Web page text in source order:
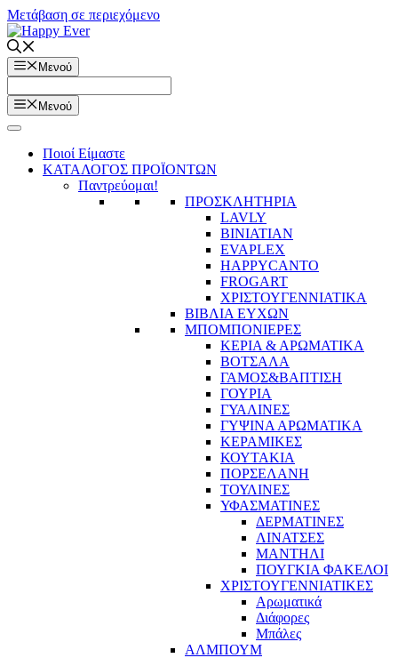
Μετάβαση σε περιεχόμενο
Μενού
Μενού
Ποιοί Είμαστε
ΚΑΤΑΛΟΓΟΣ ΠΡΟΪΟΝΤΩΝ
Παντρεύομαι!
ΠΡΟΣΚΛΗΤΗΡΙΑ
LAVLY
BINIATIAN
EVAPLEX
HAPPYCANTO
FROGART
ΧΡΙΣΤΟΥΓΕΝΝΙΑΤΙΚΑ
ΒΙΒΛΙΑ ΕΥΧΩΝ
ΜΠΟΜΠΟΝΙΕΡΕΣ
ΚΕΡΙΑ & ΑΡΩΜΑΤΙΚΑ
ΒΟΤΣΑΛΑ
ΓΑΜΟΣ&ΒΑΠΤΙΣΗ
ΓΟΥΡΙΑ
ΓΥΑΛΙΝΕΣ
ΓΥΨΙΝΑ ΑΡΩΜΑΤΙΚΑ
ΚΕΡΑΜΙΚΕΣ
ΚΟΥΤΑΚΙΑ
ΠΟΡΣΕΛΑΝΗ
ΤΟΥΛΙΝΕΣ
ΥΦΑΣΜΑΤΙΝΕΣ
ΔΕΡΜΑΤΙΝΕΣ
ΛΙΝΑΤΣΕΣ
ΜΑΝΤΗΛΙ
ΠΟΥΓΚΙΑ ΦΑΚΕΛΟΙ
ΧΡΙΣΤΟΥΓΕΝΝΙΑΤΙΚΕΣ
Αρωματικά
Διάφορες
Μπάλες
ΑΛΜΠΟΥΜ